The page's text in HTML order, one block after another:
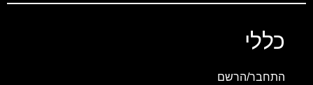
כללי
התחבר/הרשם